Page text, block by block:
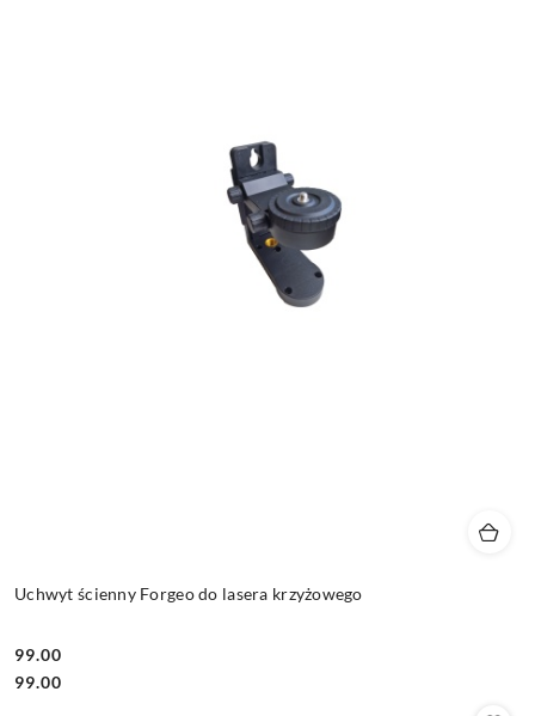
Uchwyt ścienny Forgeo do lasera krzyżowego
Cena:
99.00
Cena:
99.00